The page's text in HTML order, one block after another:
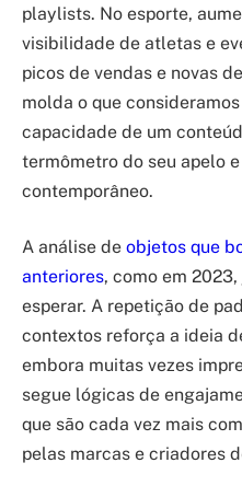
playlists. No esporte,
visibilidade de atletas e
picos de vendas e novas
molda o que
capacidade de um
termômetro do seu apelo
contemporâneo.
A análise de objetos que
anteriores, como em
esperar. A repetição de
contextos reforça a ideia
embora muitas vezes
segue lógicas de
que são cada vez mais
pelas marcas e criadores